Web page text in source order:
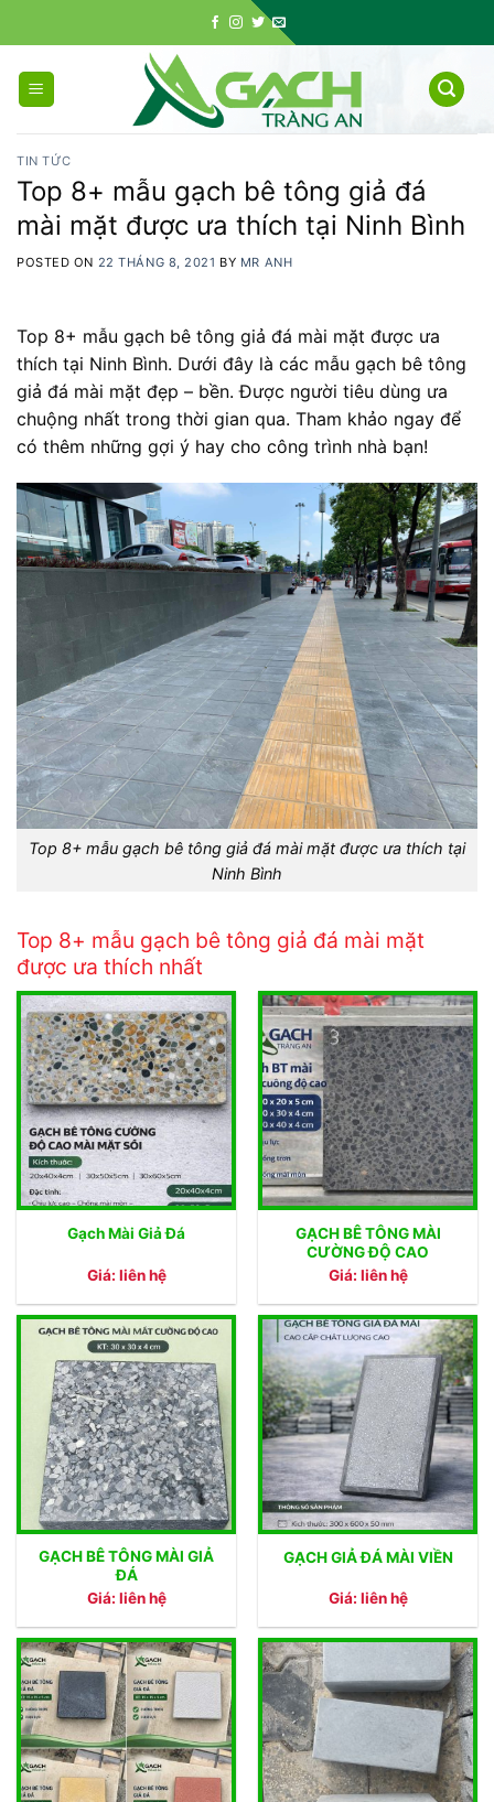
to
content
TIN TỨC
Top 8+ mẫu gạch bê tông giả đá
mài mặt được ưa thích tại Ninh Bình
POSTED ON 22 THÁNG 8, 2021 BY MR ANH
Top 8+ mẫu gạch bê tông giả đá mài mặt được ưa
thích tại Ninh Bình. Dưới đây là các mẫu gạch bê tông
giả đá mài mặt đẹp – bền. Được người tiêu dùng ưa
chuộng nhất trong thời gian qua. Tham khảo ngay để
có thêm những gợi ý hay cho công trình nhà bạn!
Top 8+ mẫu gạch bê tông giả đá mài mặt được ưa thích tại
Ninh Bình
Top 8+ mẫu gạch bê tông giả đá mài mặt
được ưa thích nhất
Gạch Mài Giả Đá
Giá: liên hệ
GẠCH BÊ TÔNG MÀI
CƯỜNG ĐỘ CAO
Giá: liên hệ
GẠCH BÊ TÔNG MÀI GIẢ
ĐÁ
Giá: liên hệ
GẠCH GIẢ ĐÁ MÀI VIỀN
Giá: liên hệ